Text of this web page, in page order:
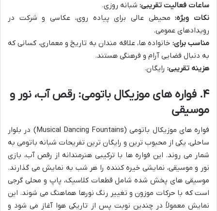
ساعات فعالیت تقریبی: شبانه روزی.
نکات ویژه:محیطی عالی برای پیاده روی، عکاسی و شرکت در
رویدادهای عمومی.
مناسب برای: خانواده ها، علاقه مندان به تاریخ و معماری، کسانی که
به دنبال فضایی آرام و فرهنگی هستند.
هزینه تقریبی: رایگان.
۴. فواره های موزیکال باتومی: رقص آب، نور و
موسیقی
فواره های موزیکال باتومی (Musical Dancing Fountains) در بلوار
ساحلی، یکی از محبوب ترین و رایگان ترین تفریحات شبانه باتومی به
شمار می روند. این فواره ها با ترکیبی هنرمندانه از رقص آب، بازی
نور و موسیقی، نمایشی خیره کننده را هر شب به نمایش می گذارند.
موسیقی های پخش شده شامل قطعات کلاسیک، پاپ و محلی گرجی
است که با حرکات موزون و تغییر رنگ نورها هماهنگ می شوند. این
نمایش معمولاً در چندین نوبت پس از تاریکی هوا آغاز می شود و